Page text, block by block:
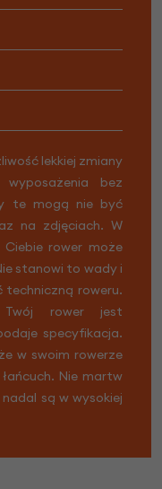
lekkiej zmiany
bez
te mogą nie być
na zdjęciach. W
rower może
stanowi to wady i
techniczną roweru.
rower jest
specyfikacja.
w swoim rowerze
Nie martw
są w wysokiej